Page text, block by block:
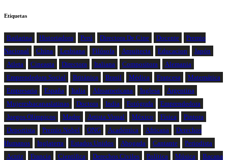
Etiquetas
Bailarina Historiadora Perú Directora De Cine Docente
Premio
Nacional
China Lesbiana Filósofa Arquitecta Educacion
Japón
Atleta
Cineasta Directora Italiana Compositora
Alemania
Emprendedora Social
Británica Brasil Médica Francesa
Matemática
Empresaria
España Italia Afroamericana Inglesa
Argentina
Mujeresbacanaslatinas
Doctora India Fotógrafa
Emprendedora
Juegos Olímpicos
Madre Artista Visual México Física
Pintora
Deportista
Premio Nobel ONG Académica Africana
Derechos
Humanos
Inglaterra Estados Unidos Abogada Cantante
Periodista
Actriz
Francia Científica Derechos Civiles Política Música Bacana